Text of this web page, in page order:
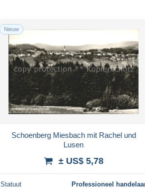
Nieuw
Schoenberg Miesbach mit Rachel und
Lusen
± US$ 5,78
Statuut Professioneel